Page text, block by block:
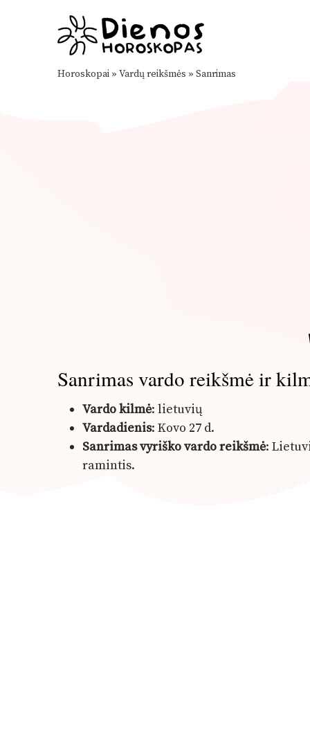
Horoskopai » Vardų reikšmės » Sanrimas
Sanrimas vardo reikšmė ir
Vardo kilmė: lietuvių
Vardadienis: Kovo 27 d.
Sanrimas vyriško vardo reikšmė:
ramintis.